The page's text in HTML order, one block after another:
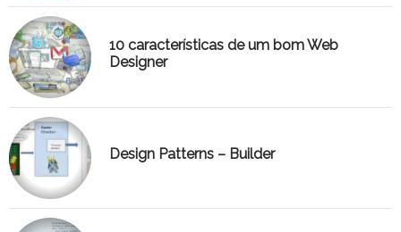
10 características de um bom Web
Designer
Design Patterns – Builder